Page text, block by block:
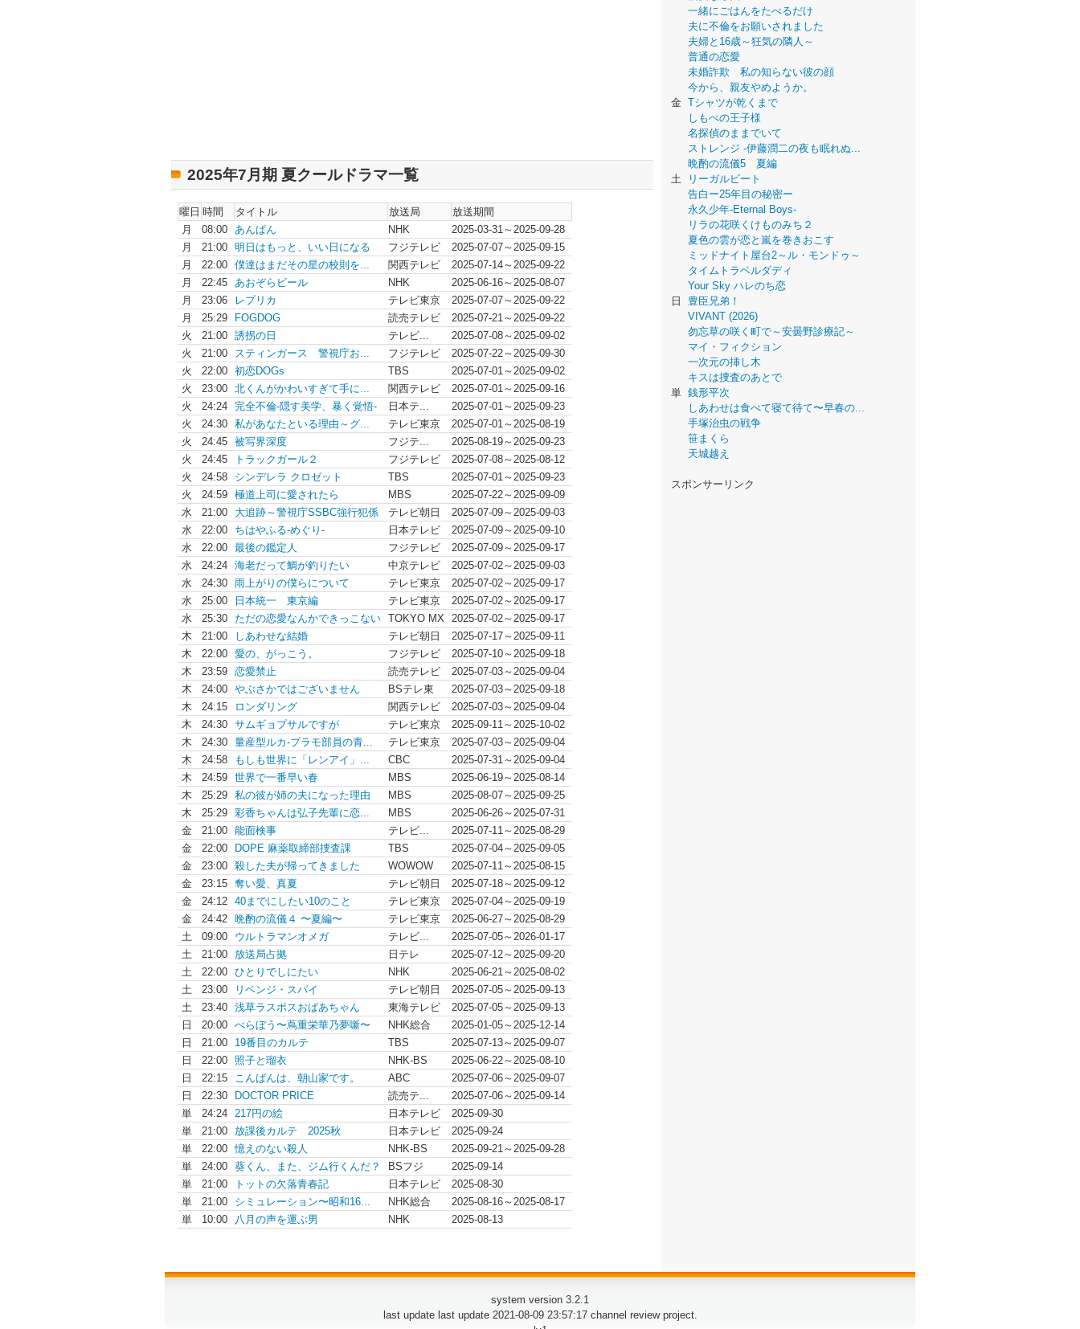
2025年7月期 夏クールドラマ一覧
曜日 時間 タイトル 放送局
放送期間
月
08:00 あんぱん NHK
2025-03-31～2025-09-28
月
21:00 明日はもっと、いい日になる フジテレビ
2025-07-07～2025-09-15
月
22:00 僕達はまだその星の校則を... 関西テレビ
2025-07-14～2025-09-22
月
22:45 あおぞらビール NHK
2025-06-16～2025-08-07
月
23:06 レプリカ テレビ東京
2025-07-07～2025-09-22
月
25:29 FOGDOG 読売テレビ
2025-07-21～2025-09-22
火
21:00 誘拐の日 テレビ...
2025-07-08～2025-09-02
火
21:00 スティンガース 警視庁お... フジテレビ
2025-07-22～2025-09-30
火
22:00 初恋DOGs TBS
2025-07-01～2025-09-02
火
23:00 北くんがかわいすぎて手に... 関西テレビ
2025-07-01～2025-09-16
火
24:24 完全不倫-隠す美学、暴く覚悟- 日本テ...
2025-07-01～2025-09-23
火
24:30 私があなたといる理由～グ... テレビ東京
2025-07-01～2025-08-19
火
24:45 被写界深度 フジテ...
2025-08-19～2025-09-23
火
24:45 トラックガール２ フジテレビ
2025-07-08～2025-08-12
火
24:58 シンデレラ クロゼット TBS
2025-07-01～2025-09-23
火
24:59 極道上司に愛されたら MBS
2025-07-22～2025-09-09
水
21:00 大追跡～警視庁SSBC強行犯係 テレビ朝日
2025-07-09～2025-09-03
水
22:00 ちはやふる-めぐり- 日本テレビ
2025-07-09～2025-09-10
水
22:00 最後の鑑定人 フジテレビ
2025-07-09～2025-09-17
水
24:24 海老だって鯛が釣りたい 中京テレビ
2025-07-02～2025-09-03
水
24:30 雨上がりの僕らについて テレビ東京
2025-07-02～2025-09-17
水
25:00 日本統一 東京編 テレビ東京
2025-07-02～2025-09-17
水
25:30 ただの恋愛なんかできっこない TOKYO MX 2025-07-02～2025-09-17
木
21:00 しあわせな結婚 テレビ朝日
2025-07-17～2025-09-11
木
22:00 愛の、がっこう。 フジテレビ
2025-07-10～2025-09-18
木
23:59 恋愛禁止 読売テレビ
2025-07-03～2025-09-04
木
24:00 やぶさかではございません BSテレ東
2025-07-03～2025-09-18
木
24:15 ロンダリング 関西テレビ
2025-07-03～2025-09-04
木
24:30 サムギョプサルですが テレビ東京
2025-09-11～2025-10-02
木
24:30 量産型ルカ-プラモ部員の青... テレビ東京
2025-07-03～2025-09-04
木
24:58 もしも世界に「レンアイ」... CBC
2025-07-31～2025-09-04
木
24:59 世界で一番早い春 MBS
2025-06-19～2025-08-14
木
25:29 私の彼が姉の夫になった理由 MBS
2025-08-07～2025-09-25
木
25:29 彩⾹ちゃんは弘⼦先輩に恋... MBS
2025-06-26～2025-07-31
金
21:00 能面検事 テレビ...
2025-07-11～2025-08-29
金
22:00 DOPE 麻薬取締部捜査課 TBS
2025-07-04～2025-09-05
金
23:00 殺した夫が帰ってきました WOWOW
2025-07-11～2025-08-15
金
23:15 奪い愛、真夏 テレビ朝日
2025-07-18～2025-09-12
金
24:12 40までにしたい10のこと テレビ東京
2025-07-04～2025-09-19
金
24:42 晩酌の流儀４ 〜夏編〜 テレビ東京
2025-06-27～2025-08-29
土
09:00 ウルトラマンオメガ テレビ...
2025-07-05～2026-01-17
土
21:00 放送局占拠 日テレ
2025-07-12～2025-09-20
土
22:00 ひとりでしにたい NHK
2025-06-21～2025-08-02
土
23:00 リベンジ・スパイ テレビ朝日
2025-07-05～2025-09-13
土
23:40 浅草ラスボスおばあちゃん 東海テレビ
2025-07-05～2025-09-13
日
20:00 べらぼう〜蔦重栄華乃夢噺〜 NHK総合
2025-01-05～2025-12-14
日
21:00 19番目のカルテ TBS
2025-07-13～2025-09-07
日
22:00 照子と瑠衣 NHK-BS
2025-06-22～2025-08-10
日
22:15 こんばんは、朝山家です。 ABC
2025-07-06～2025-09-07
日
22:30 DOCTOR PRICE 読売テ...
2025-07-06～2025-09-14
単
24:24 217円の絵 日本テレビ
2025-09-30
単
21:00 放課後カルテ 2025秋 日本テレビ
2025-09-24
単
22:00 憶えのない殺人 NHK-BS
2025-09-21～2025-09-28
単
24:00 葵くん、また、ジム行くんだ？ BSフジ
2025-09-14
単
21:00 トットの欠落青春記 日本テレビ
2025-08-30
単
21:00 シミュレーション〜昭和16... NHK総合
2025-08-16～2025-08-17
単
10:00 八月の声を運ぶ男 NHK 2025-08-13
一緒にごはんをたべるだけ
夫に不倫をお願いされました
夫婦と16歳～狂気の隣人～
普通の恋愛
未婚詐欺 私の知らない彼の顔
今から、親友やめようか。
金 Tシャツが乾くまで
しもべの王子様
名探偵のままでいて
ストレンジ -伊藤潤二の夜も眠れぬ...
晩酌の流儀5 夏編
土
リーガルビート
告白ー25年目の秘密ー
永久少年-Eternal Boys-
リラの花咲くけものみち２
夏色の雲が恋と嵐を巻きおこす
ミッドナイト屋台2～ル・モンドゥ～
タイムトラベルダディ
Your Sky ハレのち恋
日
豊臣兄弟！
VIVANT (2026)
勿忘草の咲く町で～安曇野診療記～
マイ・フィクション
一次元の挿し木
キスは捜査のあとで
単 銭形平次
しあわせは食べて寝て待て〜早春の...
手塚治虫の戦争
笹まくら
天城越え
スポンサーリンク
system version 3.2.1
last update last update 2021-08-09 23:57:17 channel review project.